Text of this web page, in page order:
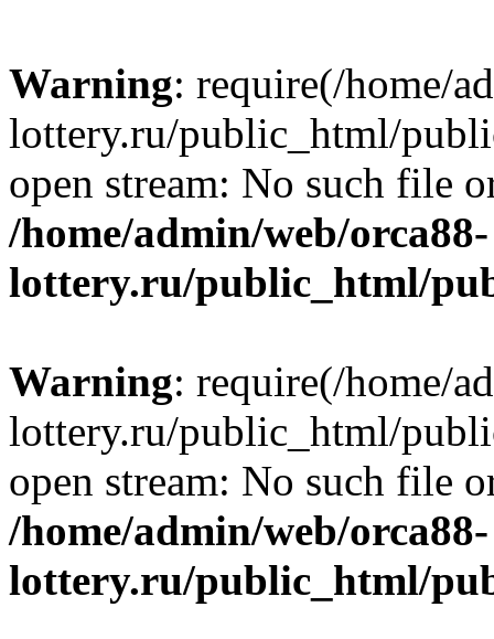
Warning: require(/home/
lottery.ru/public_html/
open stream: No such file
/home/admin/web/orca88-
lottery.ru/public_html/
Warning: require(/home/
lottery.ru/public_html/
open stream: No such file
/home/admin/web/orca88-
lottery.ru/public_html/